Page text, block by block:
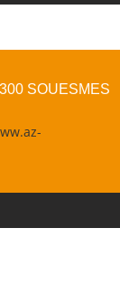
SOUESMES